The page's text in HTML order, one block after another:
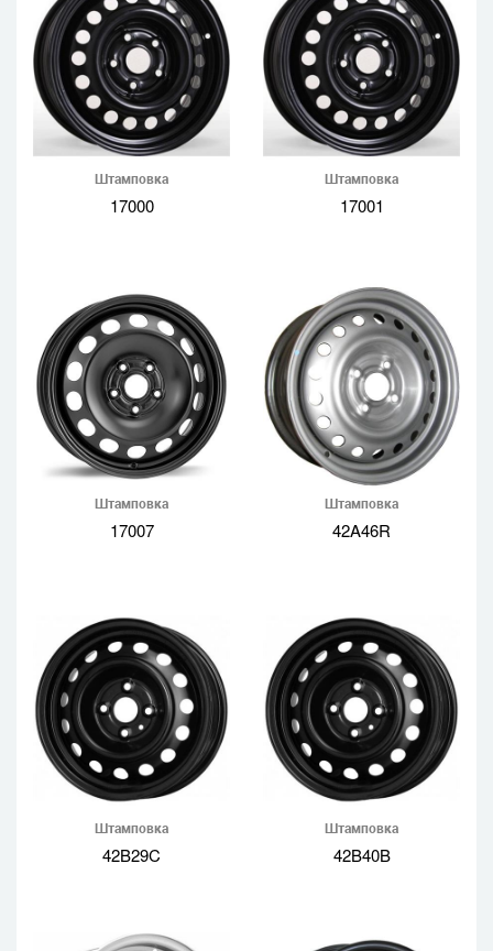
Штамповка
17000
Штамповка
17001
Штамповка
17007
Штамповка
42A46R
Штамповка
42B29C
Штамповка
42B40B